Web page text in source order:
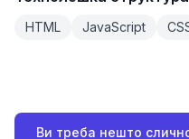
HTML JavaScript
Ви треба нешто